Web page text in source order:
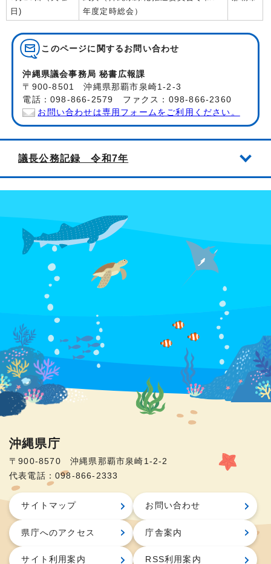
日)
年度定時総会）
このページに関する お問い合わせ
沖縄県議会事務局 秘書広報課
〒900-8501 沖縄県那覇市泉崎1-2-3
電話：098-866-2579 ファクス：098-866-2360
お問い合わせは専用フォームをご利用ください。
議長公務記録 令和7年
沖縄県庁
〒900-8570 沖縄県那覇市泉崎1-2-2
代表電話：098-866-2333
サイトマップ お問い合わせ
県庁へのアクセス 庁舎案内
サイト利用案内 RSS利用案内